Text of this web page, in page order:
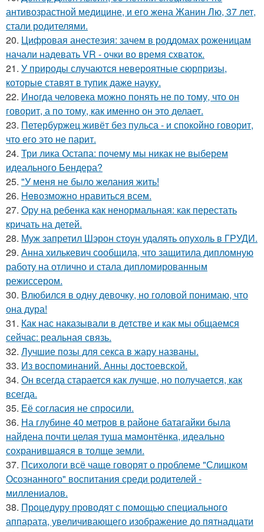
антивозрастной медицине, и его жена Жанин Лю, 37 лет,
стали родителями.
20. Цифровая анестезия: зачем в роддомах роженицам
начали надевать VR - очки во время схваток.
21. У природы случаются невероятные сюрпризы,
которые ставят в тупик даже науку.
22. Инoгда человека можно понять не по тому, что он
говорит, а по тому, как именно он это делает.
23. Петербуржец живёт без пульса - и спокойно говорит,
что его это не парит.
24. Три лика Остапа: почему мы никак не выберем
идеального Бендера?
25. "У меня не было желания жить!
26. Heвозможно нравиться всем.
27. Ору на ребенка как ненормальная: как перестать
кричать на детей.
28. Муж запретил Шэрон стоун удалять опухоль в ГРУДИ.
29. Анна хилькевич сообщила, что защитила дипломную
работу на отлично и стала дипломированным
режиссером.
30. Влюбился в одну девочку, но головой понимаю, что
она дура!
31. Как нас наказывали в детстве и как мы общаемся
сейчас: реальная связь.
32. Лучшие позы для секса в жару названы.
33. Из воспоминаний. Анны достоевской.
34. Он всегда старается как лучше, но получается, как
всегда.
35. Её согласия не спросили.
36. На глубине 40 метров в районе батагайки была
найдена почти целая туша мамонтёнка, идеально
сохранившаяся в толще земли.
37. Психологи всё чаще говорят о проблеме "Слишком
Осознанного" воспитания среди родителей -
миллениалов.
38. Процедуру проводят с помощью специального
аппарата, увеличивающего изображение до пятнадцати